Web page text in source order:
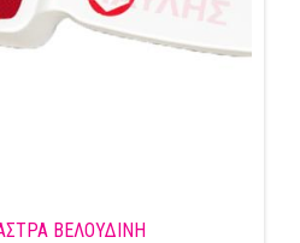
ΒΕΛΟΥΔΙΝΗ